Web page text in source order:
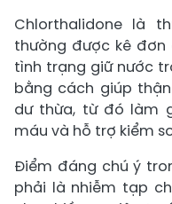
Chlorthalidone là
thường được kê
tình trạng giữ nước
bằng cách giúp
dư thừa, từ đó làm
máu và hỗ trợ kiểm
Điểm đáng chú ý
phải là nhiễm tạp